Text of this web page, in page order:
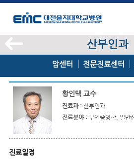
산부인과
암센터 전문진료센터
황인택 교수
진료과 : 산부인과
진료분야 : 부인종양학, 일반
진료일정